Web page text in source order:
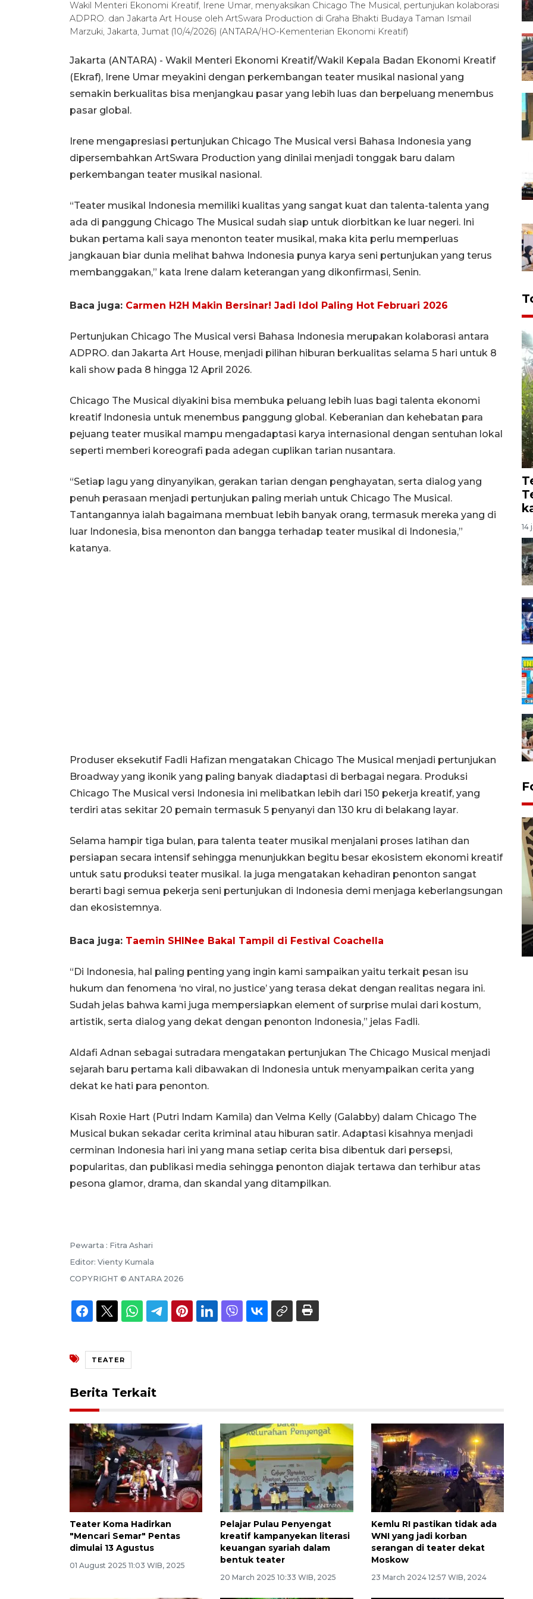
Wakil Menteri Ekonomi Kreatif, Irene Umar, menyaksikan Chicago The Musical, pertunjukan kolaborasi
ADPRO. dan Jakarta Art House oleh ArtSwara Production di Graha Bhakti Budaya Taman Ismail
Marzuki, Jakarta, Jumat (10/4/2026) (ANTARA/HO-Kementerian Ekonomi Kreatif)
Jakarta (ANTARA) - Wakil Menteri Ekonomi Kreatif/Wakil Kepala Badan Ekonomi Kreatif
(Ekraf), Irene Umar meyakini dengan perkembangan teater musikal nasional yang
semakin berkualitas bisa menjangkau pasar yang lebih luas dan berpeluang menembus
pasar global.
Irene mengapresiasi pertunjukan Chicago The Musical versi Bahasa Indonesia yang
dipersembahkan ArtSwara Production yang dinilai menjadi tonggak baru dalam
perkembangan teater musikal nasional.
“Teater musikal Indonesia memiliki kualitas yang sangat kuat dan talenta-talenta yang
ada di panggung Chicago The Musical sudah siap untuk diorbitkan ke luar negeri. Ini
bukan pertama kali saya menonton teater musikal, maka kita perlu memperluas
jangkauan biar dunia melihat bahwa Indonesia punya karya seni pertunjukan yang terus
membanggakan,” kata Irene dalam keterangan yang dikonfirmasi, Senin.
Baca juga: Carmen H2H Makin Bersinar! Jadi Idol Paling Hot Februari 2026
Pertunjukan Chicago The Musical versi Bahasa Indonesia merupakan kolaborasi antara
ADPRO. dan Jakarta Art House, menjadi pilihan hiburan berkualitas selama 5 hari untuk 8
kali show pada 8 hingga 12 April 2026.
Chicago The Musical diyakini bisa membuka peluang lebih luas bagi talenta ekonomi
kreatif Indonesia untuk menembus panggung global. Keberanian dan kehebatan para
pejuang teater musikal mampu mengadaptasi karya internasional dengan sentuhan lokal
seperti memberi koreografi pada adegan cuplikan tarian nusantara.
“Setiap lagu yang dinyanyikan, gerakan tarian dengan penghayatan, serta dialog yang
penuh perasaan menjadi pertunjukan paling meriah untuk Chicago The Musical.
Tantangannya ialah bagaimana membuat lebih banyak orang, termasuk mereka yang di
luar Indonesia, bisa menonton dan bangga terhadap teater musikal di Indonesia,”
katanya.
Produser eksekutif Fadli Hafizan mengatakan Chicago The Musical menjadi pertunjukan
Broadway yang ikonik yang paling banyak diadaptasi di berbagai negara. Produksi
Chicago The Musical versi Indonesia ini melibatkan lebih dari 150 pekerja kreatif, yang
terdiri atas sekitar 20 pemain termasuk 5 penyanyi dan 130 kru di belakang layar.
Selama hampir tiga bulan, para talenta teater musikal menjalani proses latihan dan
persiapan secara intensif sehingga menunjukkan begitu besar ekosistem ekonomi kreatif
untuk satu produksi teater musikal. Ia juga mengatakan kehadiran penonton sangat
berarti bagi semua pekerja seni pertunjukan di Indonesia demi menjaga keberlangsungan
dan ekosistemnya.
Baca juga: Taemin SHINee Bakal Tampil di Festival Coachella
“Di Indonesia, hal paling penting yang ingin kami sampaikan yaitu terkait pesan isu
hukum dan fenomena ‘no viral, no justice’ yang terasa dekat dengan realitas negara ini.
Sudah jelas bahwa kami juga mempersiapkan element of surprise mulai dari kostum,
artistik, serta dialog yang dekat dengan penonton Indonesia,” jelas Fadli.
Aldafi Adnan sebagai sutradara mengatakan pertunjukan The Chicago Musical menjadi
sejarah baru pertama kali dibawakan di Indonesia untuk menyampaikan cerita yang
dekat ke hati para penonton.
Kisah Roxie Hart (Putri Indam Kamila) dan Velma Kelly (Galabby) dalam Chicago The
Musical bukan sekadar cerita kriminal atau hiburan satir. Adaptasi kisahnya menjadi
cerminan Indonesia hari ini yang mana setiap cerita bisa dibentuk dari persepsi,
popularitas, dan publikasi media sehingga penonton diajak tertawa dan terhibur atas
pesona glamor, drama, dan skandal yang ditampilkan.
Pewarta : Fitra Ashari
Editor: Vienty Kumala
COPYRIGHT © ANTARA 2026
TEATER
Berita Terkait
Teater Koma Hadirkan
"Mencari Semar" Pentas
dimulai 13 Agustus
01 August 2025 11:03 WIB, 2025
Pelajar Pulau Penyengat
kreatif kampanyekan literasi
keuangan syariah dalam
bentuk teater
20 March 2025 10:33 WIB, 2025
Kemlu RI pastikan tidak ada
WNI yang jadi korban
serangan di teater dekat
Moskow
23 March 2024 12:57 WIB, 2024
14
20 September 2025 12:14 WIB